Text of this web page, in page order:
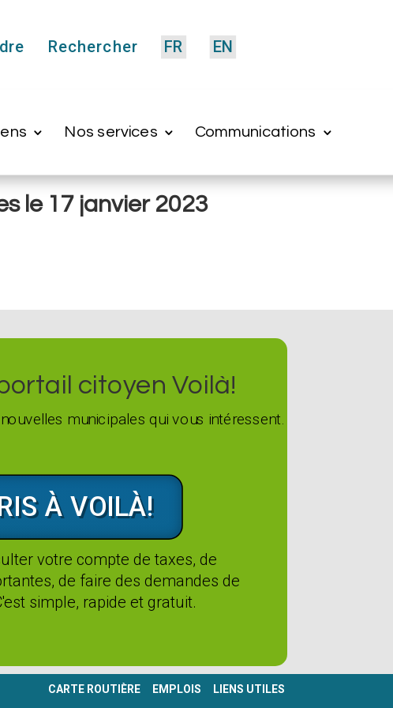
Rechercher FR EN
Nos services Communications
le 17 janvier 2023
citoyen Voilà!
municipales qui vous intéressent.
À VOILÀ!
votre compte de taxes, de
de faire des demandes de
simple, rapide et gratuit.
CARTE ROUTIÈRE EMPLOIS LIENS UTILES